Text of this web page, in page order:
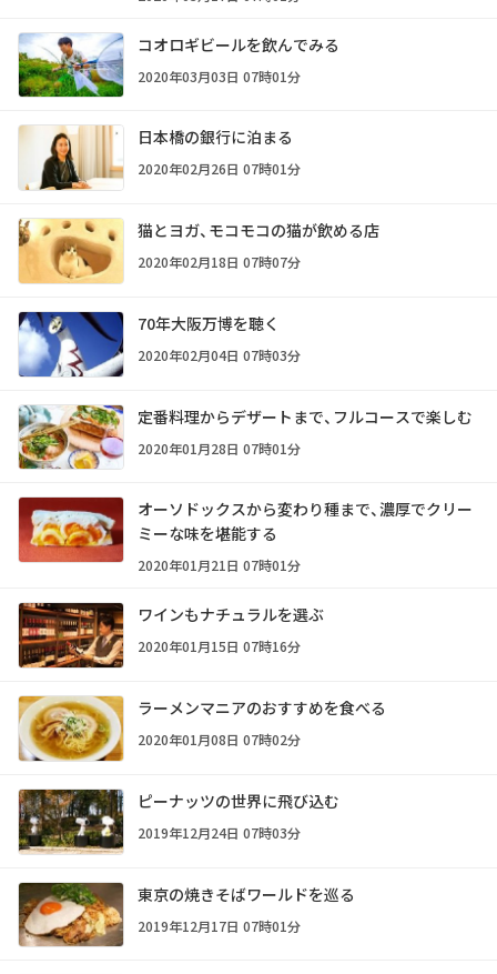
コオロギビールを飲んでみる
2020年03月03日 07時01分
日本橋の銀行に泊まる
2020年02月26日 07時01分
猫とヨガ、モコモコの猫が飲める店
2020年02月18日 07時07分
70年大阪万博を聴く
2020年02月04日 07時03分
定番料理からデザートまで、フルコースで楽しむ
2020年01月28日 07時01分
オーソドックスから変わり種まで、濃厚でクリー
ミーな味を堪能する
2020年01月21日 07時01分
ワインもナチュラルを選ぶ
2020年01月15日 07時16分
ラーメンマニアのおすすめを食べる
2020年01月08日 07時02分
ピーナッツの世界に飛び込む
2019年12月24日 07時03分
東京の焼きそばワールドを巡る
2019年12月17日 07時01分